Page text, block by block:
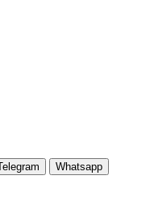
Whatsapp